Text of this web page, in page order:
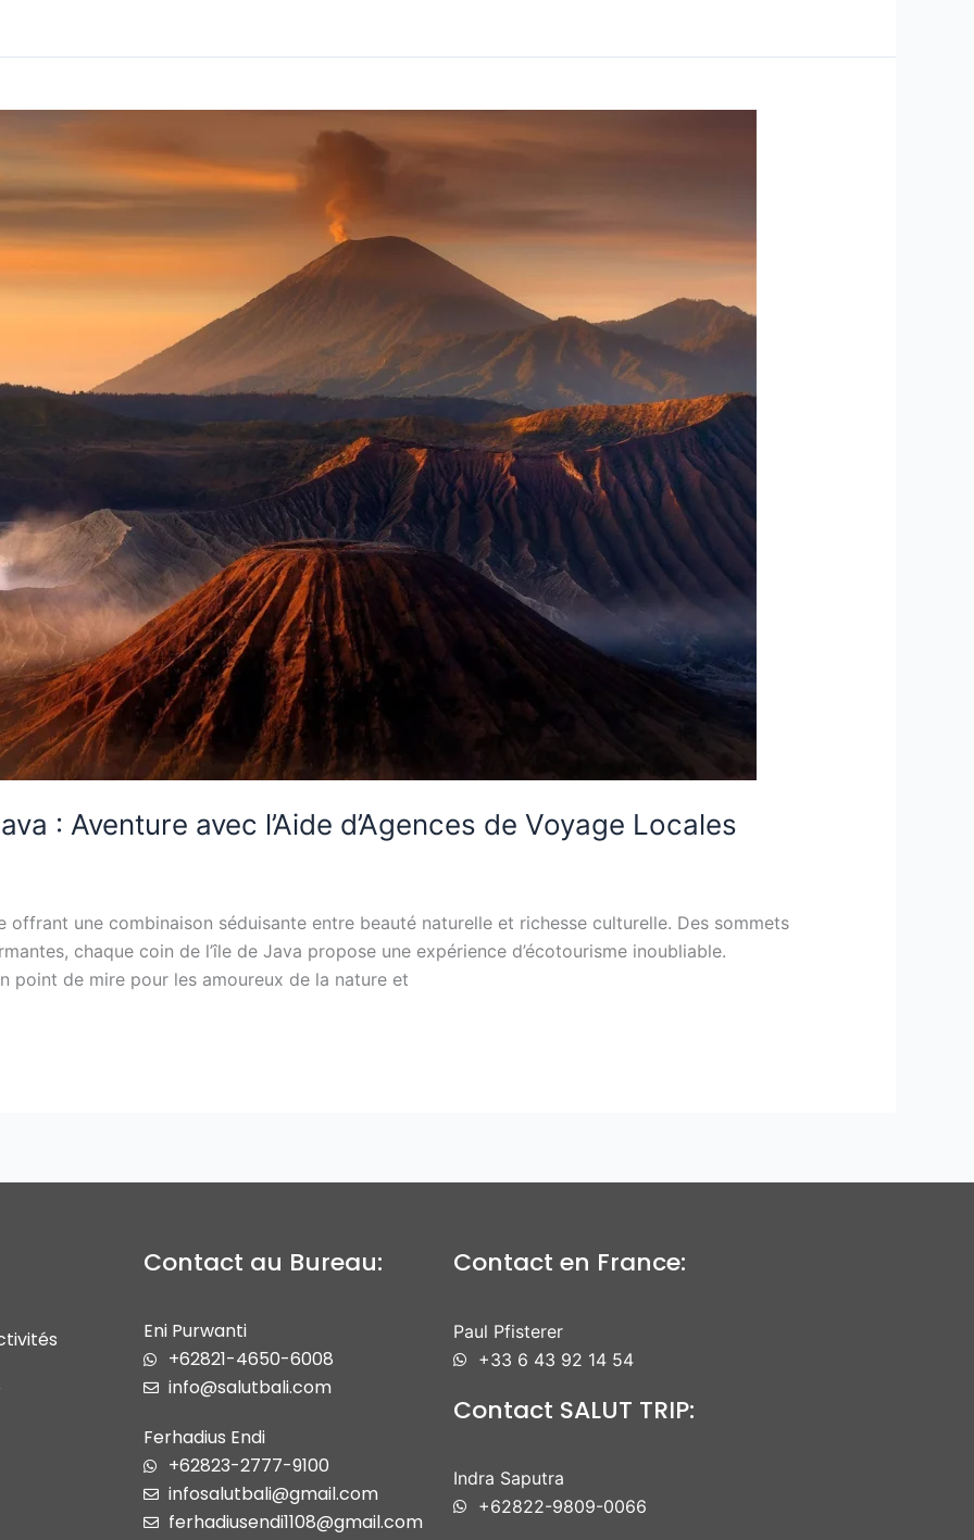
: Aventure avec l’Aide d’Agences de Voyage Locales
offrant une combinaison séduisante entre beauté naturelle et richesse culturelle. Des sommets
chaque coin de l’île de Java propose une expérience d’écotourisme inoubliable.
point de mire pour les amoureux de la nature et
Contact au Bureau:
Eni Purwanti
+62821-4650-6008
info@salutbali.com
Ferhadius Endi
+62823-2777-9100
infosalutbali@gmail.com
ferhadiusendi1108@gmail.com
Contact en France:
Paul Pfisterer
+33 6 43 92 14 54
Contact SALUT TRIP:
Indra Saputra
+62822-9809-0066